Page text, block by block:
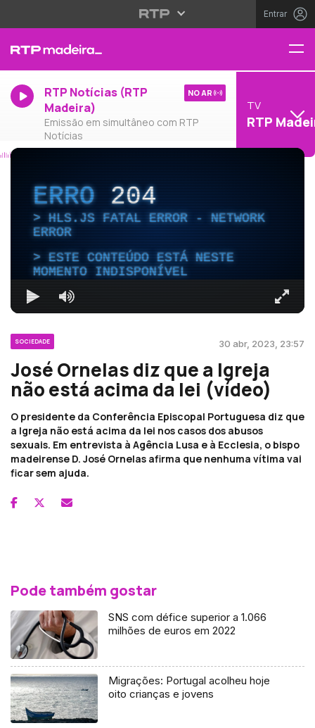
Entrar
RTP Notícias (RTP
Madeira)
Emissão em simultâneo com RTP
Notícias
NO AR
TV
RTP
ERRO204
HLS.JS FATAL ERROR - NETWORK
ERROR
ESTE CONTEÚDO ESTÁ NESTE
MOMENTO INDISPONÍVEL
SOCIEDADE 30 abr, 2023, 23:57
José Ornelas diz que a Igreja
não está acima da lei (vídeo)
O presidente da Conferência Episcopal Portuguesa diz que
a Igreja não está acima da lei nos casos dos abusos
sexuais. Em entrevista à Agência Lusa e à Ecclesia, o bispo
madeirense D. José Ornelas afirma que nenhuma vítima vai
ficar sem ajuda.
Pode também gostar
SNS com défice superior a 1.066
milhões de euros em 2022
Migrações: Portugal acolheu hoje
oito crianças e jovens